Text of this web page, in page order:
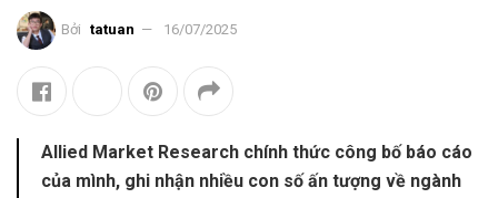
Bởi tatuan 16/07/2025
Allied Market Research chính thức công bố báo cáo
của mình, ghi nhận nhiều con số ấn tượng về ngành